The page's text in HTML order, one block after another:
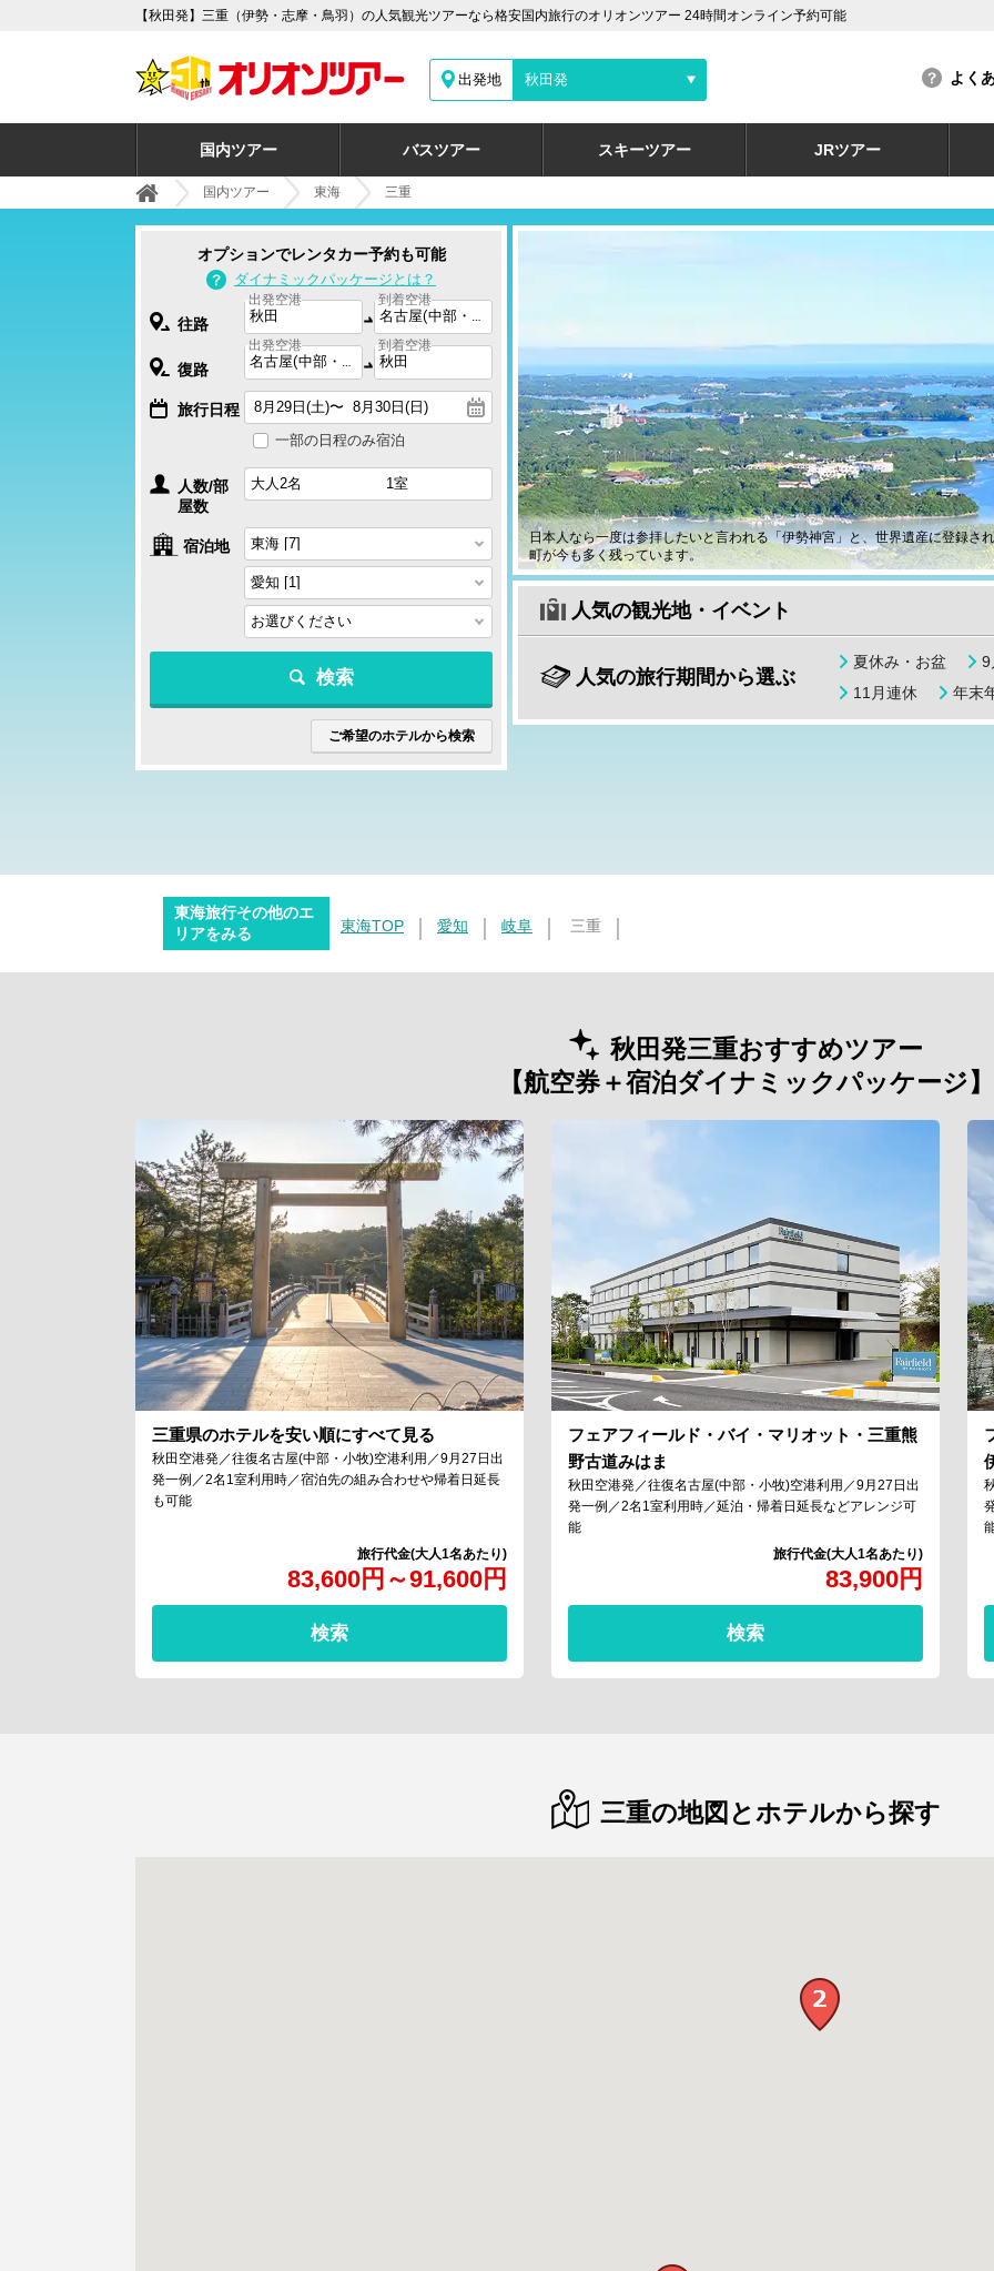
【秋田発】三重（伊勢・志摩・鳥羽）の人気観光ツアーなら格安国内旅行のオリオンツアー 24時間オンライン予約可能
出発地 秋田発 よく
国内ツアー バスツアー スキーツアー JRツアー
国内ツアー 東海 三重
日本人なら一度は参拝したいと言われる「伊勢神宮」と、世界遺産に登録さ
町が今も多く残っています。
人気の観光地・イベント
人気の旅行期間から選ぶ
夏休み・お盆
9
11月連休
年末
オプションでレンタカー予約も可能
ダイナミックパッケージとは？
往路
出発空港 到着空港
復路
出発空港 到着空港
旅行日程
一部の日程のみ宿泊
人数/部
屋数
宿泊地
検索
ご希望のホテルから検索
東海旅行その他のエ
リアをみる
東海TOP 愛知 岐阜 三重
秋田発三重おすすめツアー
【航空券＋宿泊ダイナミックパッケージ】
三重県のホテルを安い順にすべて見る
83,600円 ～91,600円
秋田空港発／往復名古屋(中部・小牧)空港利用／9月27日出
発一例／2名1室利用時／宿泊先の組み合わせや帰着日延長
も可能
検索
フェアフィールド・バイ・マリオット・三重熊
野古道みはま
83,900円
秋田空港発／往復名古屋(中部・小牧)空港利用／9月27日出
発一例／2名1室利用時／延泊・帰着日延長などアレンジ可
能
検索
三重の地図とホテルから探す